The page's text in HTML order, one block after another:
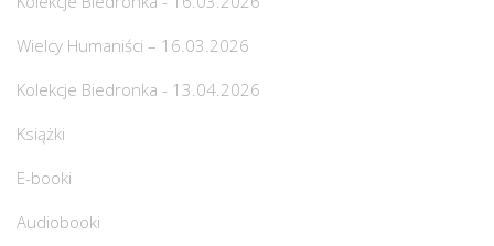
Wielcy Humaniści – 16.03.2026
Kolekcje Biedronka - 13.04.2026
Książki
E-booki
Audiobooki